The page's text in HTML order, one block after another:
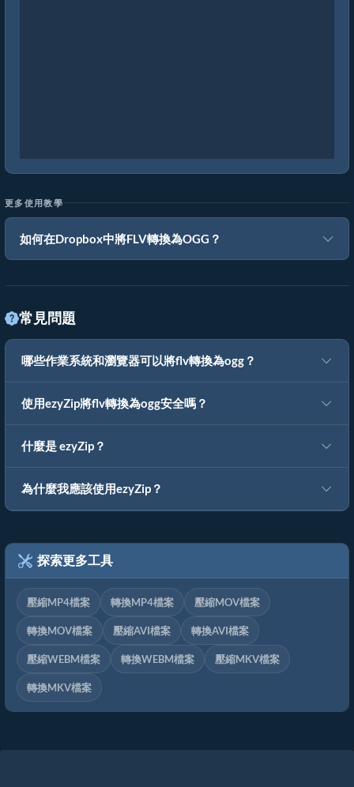
更多使用教學
如何在Dropbox中將FLV轉換為OGG？
常見問題
哪些作業系統和瀏覽器可以將flv轉換為ogg？
使用ezyZip將flv轉換為ogg安全嗎？
什麼是 ezyZip？
為什麼我應該使用ezyZip？
探索更多工具
壓縮MP4檔案 轉換MP4檔案 壓縮MOV檔案
轉換MOV檔案 壓縮AVI檔案 轉換AVI檔案
壓縮WEBM檔案 轉換WEBM檔案 壓縮MKV檔案
轉換MKV檔案